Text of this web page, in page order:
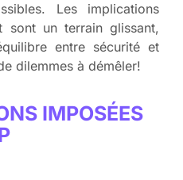
Les implications
sont un terrain glissant,
entre sécurité et
dilemmes à démêler!
IMPOSÉES